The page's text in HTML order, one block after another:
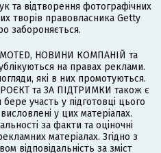
та відтворення фотографічних
творів правовласника Getty
забороняється.
НОВИНИ КОМПАНІЙ та
на правах реклами.
які в них промотуються.
та ЗА ПІДТРИМКИ також є
участь у підготовці цього
у цих матеріалах.
за факти та оціночні
матеріалах. Згідно з
відповідальність за зміст